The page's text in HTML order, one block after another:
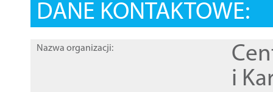
DANE KONTAKTOWE:
Nazwa organizacji:
i